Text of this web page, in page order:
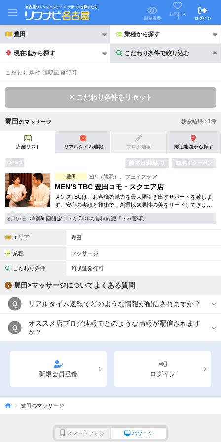
名古屋のメンズエステ・マッサージを探すなら
閲覧履歴
お気に入
り
ログイン
豊田 業種から探す
現在地から探す こだわり条件で絞り込む
こだわり条件で絞り込む
初回割引あり リピーター割引あり
団体割引 ポイントカード有
キャッシュレス決済OK 領収証発行可
2名様歓迎 団体様歓迎
完全個室 半個室あり
専用駐車場あり 有資格者在籍
日本人スタッフのみ 女性スタッフのみ
スタッフ指名可 Ｗセラピスト
こだわり条件:領収証発行可
こだわり条件をリセット
豊田 のマッサージ 検索結果 : 1件
店舗リスト リアルタイム速報 ブログ速報 周辺地図から探す
OPEN 本日出勤あり 割引クーポン
豊田 EPI（脱毛）、フェイスケア
MEN’S TBC 豊田コモ・スクエア店
メンズTBCは、お客様の魅力を最大限引き出すサポートを致しま
す。安心の実績と技術で、創業以来男性の美をリードしてきまし
た。人気のメンズ脱毛をはじめ、フェイシャルケア、引き締め等
お得な体験コースも多数。
8月07日 特別初回限定！ヒゲ剃りの負担軽減「ヒゲ脱毛」
エリア 豊田
業種 マッサージ
こだわり条件 領収証発行可
豊田×マッサージについてよくある質問
Q リアルタイム速報でどのような情報が配信されますか？
Q
オススメ店ブログ速報でどのような情報が配信されます
か？
新規会員登録 ログイン
豊田のマッサージ
スマートフォン パソコン